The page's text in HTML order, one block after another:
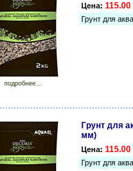
подробнее...
Цена: 115.00
Грунт для
Грунт для
мм)
Цена: 115.00
Грунт для